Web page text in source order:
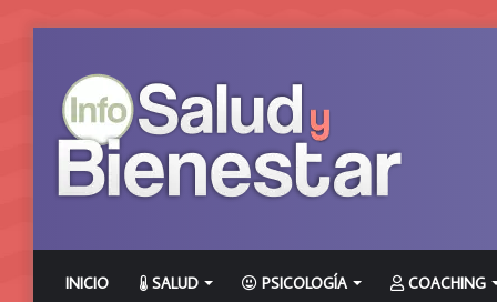
INICIO SALUD PSICOLOGÍA COACHING